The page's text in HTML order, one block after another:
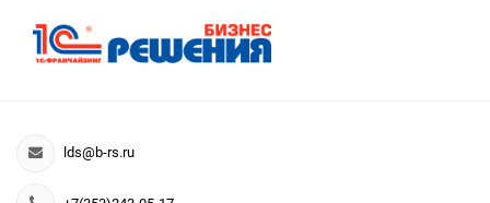
lds@b-rs.ru